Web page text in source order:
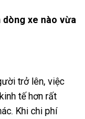
xe nào vừa
trở lên, việc
tế hơn rất
Khi chi phí